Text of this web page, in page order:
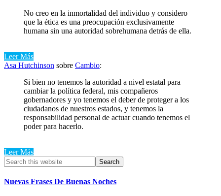
No creo en la inmortalidad del individuo y considero
que la ética es una preocupación exclusivamente
humana sin una autoridad sobrehumana detrás de ella.
Leer Más
Asa Hutchinson sobre Cambio:
Si bien no tenemos la autoridad a nivel estatal para
cambiar la política federal, mis compañeros
gobernadores y yo tenemos el deber de proteger a los
ciudadanos de nuestros estados, y tenemos la
responsabilidad personal de actuar cuando tenemos el
poder para hacerlo.
Leer Más
Primary
Sidebar
Search
this
website
Nuevas Frases De Buenas Noches